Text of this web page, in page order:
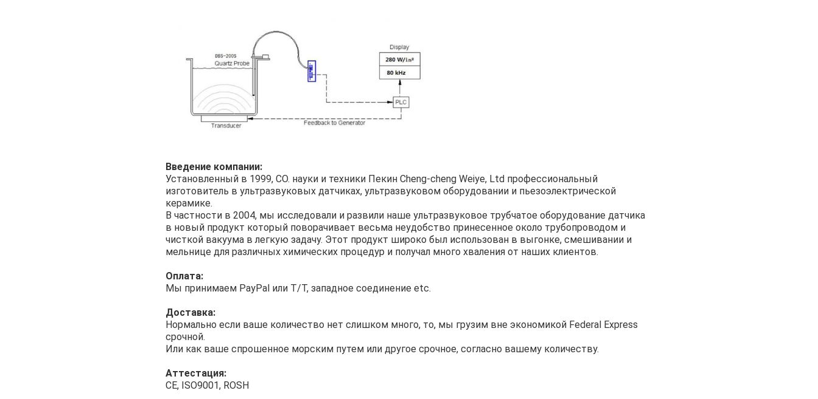
Введение компании:
Установленный в 1999, CO. науки и техники Пекин Cheng-cheng Weiye, Ltd профессиональный
изготовитель в ультразвуковых датчиках, ультразвуковом оборудовании и пьезоэлектрической
керамике.
В частности в 2004, мы исследовали и развили наше ультразвуковое трубчатое оборудование датчика
в новый продукт который поворачивает весьма неудобство принесенное около трубопроводом и
чисткой вакуума в легкую задачу. Этот продукт широко был использован в выгонке, смешивании и
мельнице для различных химических процедур и получал много хваления от наших клиентов.
Оплата:
Мы принимаем PayPal или T/T, западное соединение etc.
Доставка:
Нормально если ваше количество нет слишком много, то, мы грузим вне экономикой Federal Express
срочной.
Или как ваше спрошенное морским путем или другое срочное, согласно вашему количеству.
Аттестация:
CE, ISO9001, ROSH